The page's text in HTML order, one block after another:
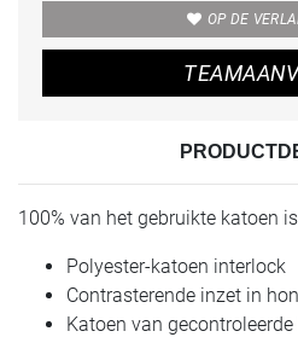
OP DE
100% van het gebruikte katoen
Polyester-katoen interlock
Contrasterende inzet in
Katoen van